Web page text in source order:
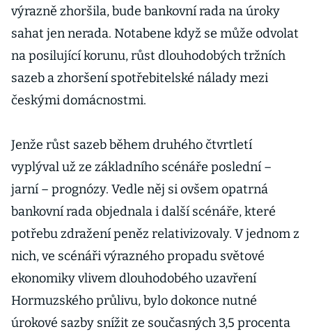
výrazně zhoršila, bude bankovní rada na úroky
sahat jen nerada. Notabene když se může odvolat
na posilující korunu, růst dlouhodobých tržních
sazeb a zhoršení spotřebitelské nálady mezi
českými domácnostmi.
Jenže růst sazeb během druhého čtvrtletí
vyplýval už ze základního scénáře poslední –
jarní – prognózy. Vedle něj si ovšem opatrná
bankovní rada objednala i další scénáře, které
potřebu zdražení peněz relativizovaly. V jednom z
nich, ve scénáři výrazného propadu světové
ekonomiky vlivem dlouhodobého uzavření
Hormuzského průlivu, bylo dokonce nutné
úrokové sazby snížit ze současných 3,5 procenta